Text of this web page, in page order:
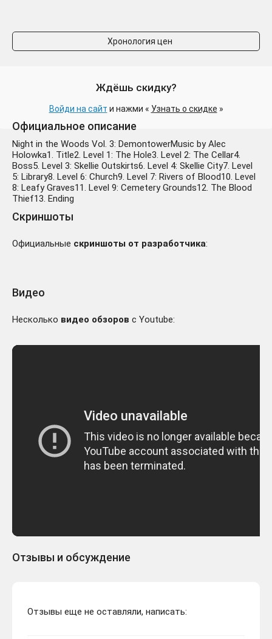
Хронология цен
Ждёшь скидку?
Войди на сайт и нажми « Узнать о скидке »
Официальное описание
Night in the Woods Vol. 3: DemontowerMusic by Alec
Holowka1. Title2. Level 1: The Hole3. Level 2: The Cellar4.
Boss5. Level 3: Skellie Outskirts6. Level 4: Skellie City7. Level
5: Library8. Level 6: Church9. Level 7: Rivers of Blood10. Level
8: Leafy Graves11. Level 9: Cemetery Grounds12. The Blood
Thief13. Ending
Скриншоты
Официальные скриншоты от разработчика:
Видео
Несколько видео обзоров с Youtube:
Отзывы и обсуждение
Отзывы еще не оставляли, написать: